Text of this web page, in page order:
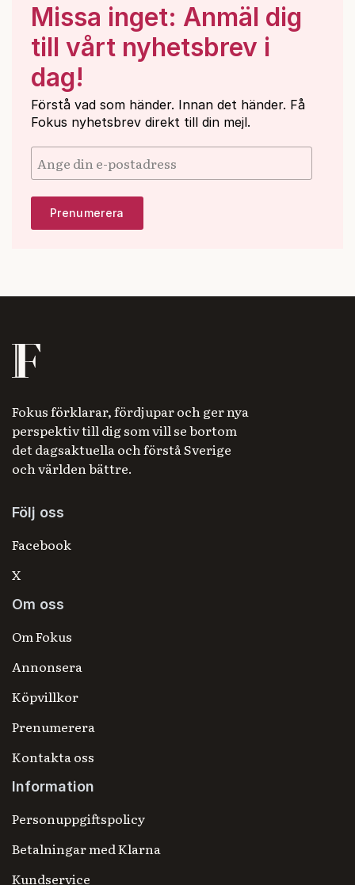
Missa inget: Anmäl dig
till vårt nyhetsbrev i
dag!
Förstå vad som händer. Innan det händer. Få
Fokus nyhetsbrev direkt till din mejl.
Fokus förklarar, fördjupar och ger nya
perspektiv till dig som vill se bortom
det dagsaktuella och förstå Sverige
och världen bättre.
Följ oss
Facebook
X
Om oss
Om Fokus
Annonsera
Köpvillkor
Prenumerera
Kontakta oss
Information
Personuppgiftspolicy
Betalningar med Klarna
Kundservice